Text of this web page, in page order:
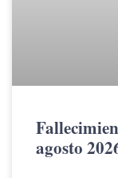
agosto